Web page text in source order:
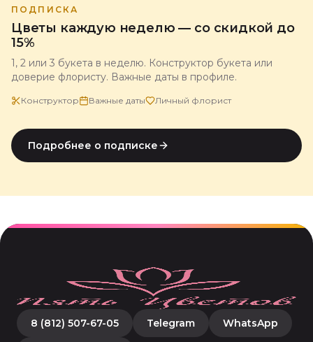
ПОДПИСКА
Цветы каждую неделю — со скидкой до
15%
1, 2 или 3 букета в неделю. Конструктор букета или
доверие флористу. Важные даты в профиле.
Конструктор Важные даты Личный флорист
Подробнее о подписке
8 (812) 507-67-05 Telegram WhatsApp